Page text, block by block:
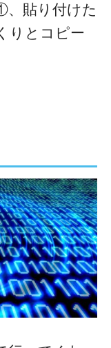
、貼り付けた
りとコピー